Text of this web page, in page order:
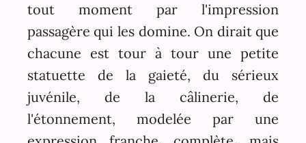
tout moment par l'impression
passagère qui les domine. On dirait que
chacune est tour à tour une petite
statuette de la gaieté, du sérieux
juvénile, de la câlinerie, de
l'étonnement, modelée par une